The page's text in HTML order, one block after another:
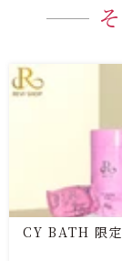
CY BATH 限